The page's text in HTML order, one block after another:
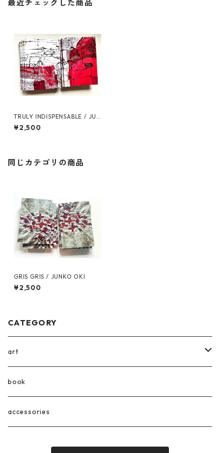
最近チェックした商品
TRULY INDISPENSABLE / JUN
KO OKI
¥2,500
同じカテゴリの商品
GRIS GRIS / JUNKO OKI
¥2,500
CATEGORY
art
embroidery
book
accessories